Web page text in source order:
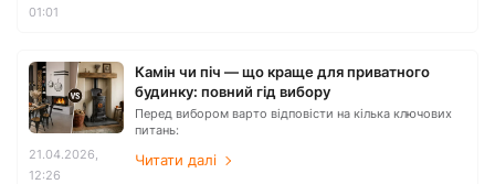
01:01
21.04.2026,
12:26
Камін чи піч — що краще для приватного
будинку: повний гід вибору
Перед вибором варто відповісти на кілька ключових
питань:
Читати далі